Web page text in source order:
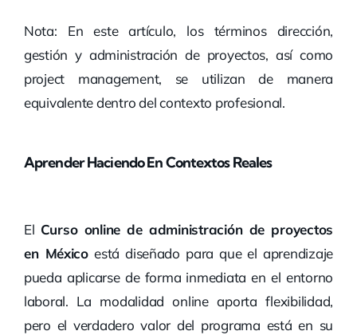
Nota: En este artículo, los términos dirección,
gestión y administración de proyectos, así como
project management, se utilizan de manera
equivalente dentro del contexto profesional.
Aprender Haciendo En Contextos Reales
El Curso online de administración de proyectos
en Méxicoestá diseñado para que el aprendizaje
pueda aplicarse de forma inmediata en el entorno
laboral. La modalidad online aporta flexibilidad,
pero el verdadero valor del programa está en su